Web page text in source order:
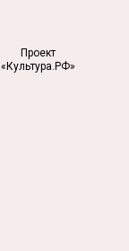
Проект
«Культура.РФ»